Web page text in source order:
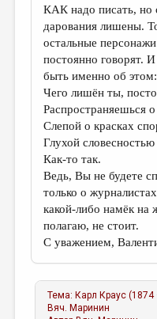
КАК надо писать, но
дарования лишены.
остальные
постоянно говорят.
быть именно об этом:
Чего лишён ты,
Распространяешься
Слепой о красках
Глухой словесностью
Как-то так.
Ведь, Вы не будете
только о
какой-либо намёк на
полагаю, не стоит.
С уважением,
Тема: Карл Краус
Вяч. Маринин